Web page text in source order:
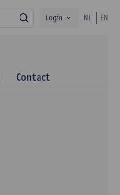
zoekLogin NL EN
Contact